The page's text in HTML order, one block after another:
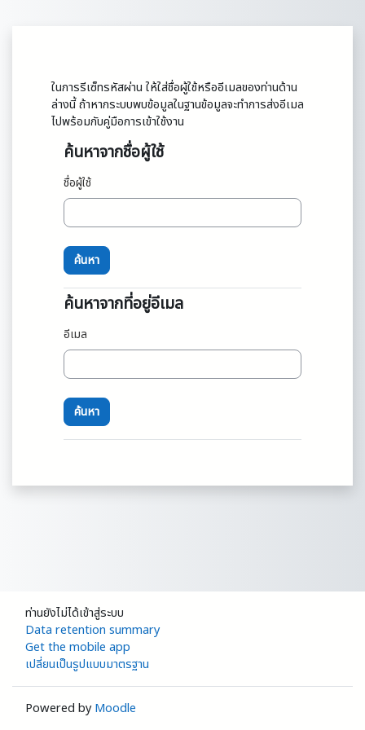
ในการรีเซ็ทรหัสผ่าน ให้ใส่ชื่อผู้ใช้หรืออีเมลของท่านด้าน
ล่างนี้ ถ้าหากระบบพบข้อมูลในฐานข้อมูลจะทำการส่งอีเมล
ไปพร้อมกับคู่มือการเข้าใช้งาน
ค้นหาจากชื่อผู้ใช้
ค้นหาจากชื่อผู้ใช้
ชื่อผู้ใช้
ค้นหาจากที่อยู่อีเมล
ค้นหาจากที่อยู่อีเมล
อีเมล
ท่านยังไม่ได้เข้าสู่ระบบ
Data retention summary
Get the mobile app
เปลี่ยนเป็นรูปแบบมาตรฐาน
Powered byMoodle